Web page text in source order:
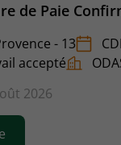
de Paie
- 13
CDI
accepté
2026